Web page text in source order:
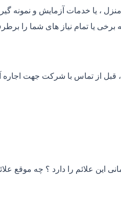
، یا خدمات آزمایش و نمونه
یا تمام نیاز های شما را
از تماس با شرکت جهت
این علائم را دارد ؟ چه موقع